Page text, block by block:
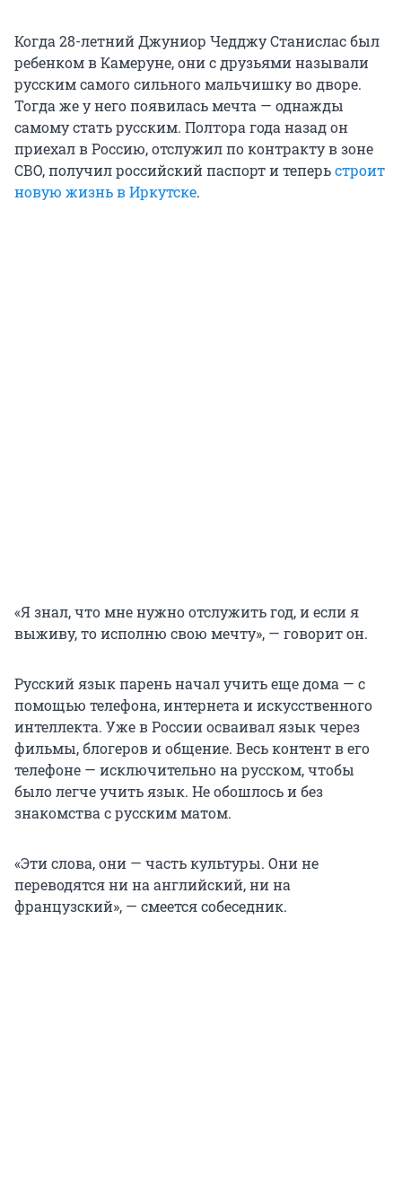
Когда 28-летний Джуниор Чедджу Станислас был
ребенком в Камеруне, они с друзьями называли
русским самого сильного мальчишку во дворе.
Тогда же у него появилась мечта — однажды
самому стать русским. Полтора года назад он
приехал в Россию, отслужил по контракту в зоне
СВО, получил российский паспорт и теперьстроит
новую жизнь в Иркутске.
«Я знал, что мне нужно отслужить год, и если я
выживу, то исполню свою мечту», — говорит он.
Русский язык парень начал учить еще дома — с
помощью телефона, интернета и искусственного
интеллекта. Уже в России осваивал язык через
фильмы, блогеров и общение. Весь контент в его
телефоне — исключительно на русском, чтобы
было легче учить язык. Не обошлось и без
знакомства с русским матом.
«Эти слова, они — часть культуры. Они не
переводятся ни на английский, ни на
французский», — смеется собеседник.